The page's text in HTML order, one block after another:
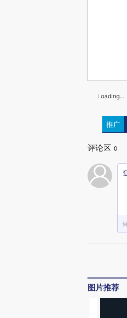
Loading...
推广
评论区 0
图片推荐